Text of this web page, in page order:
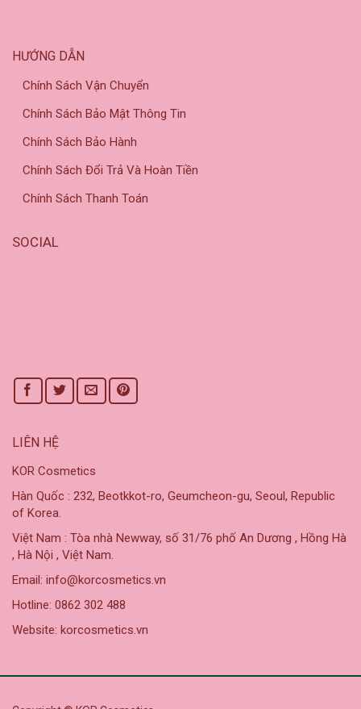
HƯỚNG DẪN
Chính Sách Vận Chuyển
Chính Sách Bảo Mật Thông Tin
Chính Sách Bảo Hành
Chính Sách Đổi Trả Và Hoàn Tiền
Chính Sách Thanh Toán
SOCIAL
LIÊN HỆ
KOR Cosmetics
Hàn Quốc : 232, Beotkkot-ro, Geumcheon-gu, Seoul, Republic
of Korea.
Việt Nam : Tòa nhà Newway, số 31/76 phố An Dương , Hồng Hà
, Hà Nội , Việt Nam.
Email: info@korcosmetics.vn
Hotline: 0862 302 488
Website: korcosmetics.vn